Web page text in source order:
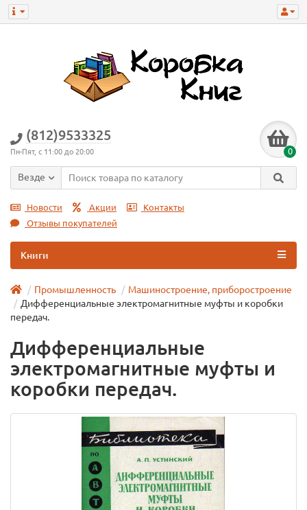
(812)9533325
Пн-Пят, с 11:00 до 20:00 0
Везде
Новости Акции
Контакты
Отзывы покупателей
Книги
Промышленность
Машиностроение, приборостроение
Дифференциальные электромагнитные муфты и коробки
передач.
Дифференциальные
электромагнитные муфты и
коробки передач.